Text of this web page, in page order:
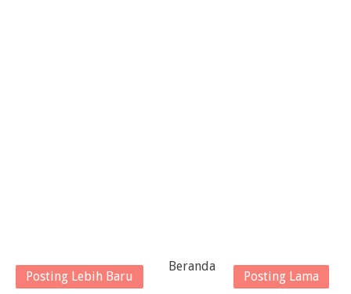
Posting Lebih Baru Posting Lama
Beranda